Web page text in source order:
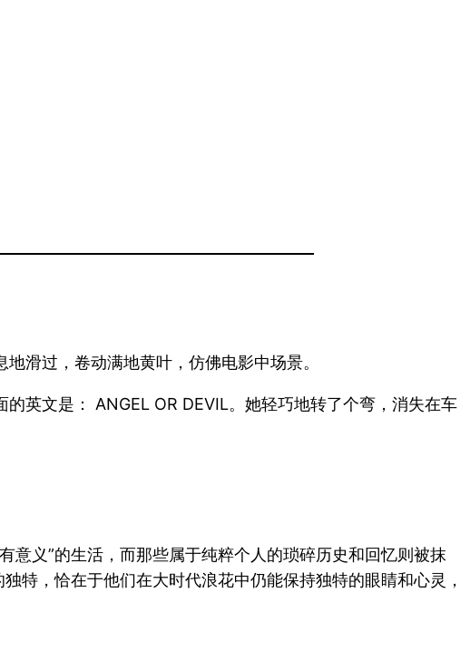
滑过，卷动满地黄叶，仿佛电影中场景。
英文是： ANGEL OR DEVIL。她轻巧地转了个弯，消失在车
意义”的生活，而那些属于纯粹个人的琐碎历史和回忆则被抹
特，恰在于他们在大时代浪花中仍能保持独特的眼睛和心灵，